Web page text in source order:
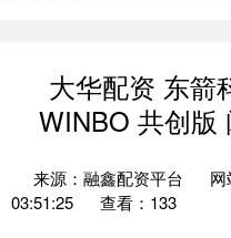
大华配资 东箭
WINBO 共创版
来源：融鑫配资平台
03:51:25
查看：133